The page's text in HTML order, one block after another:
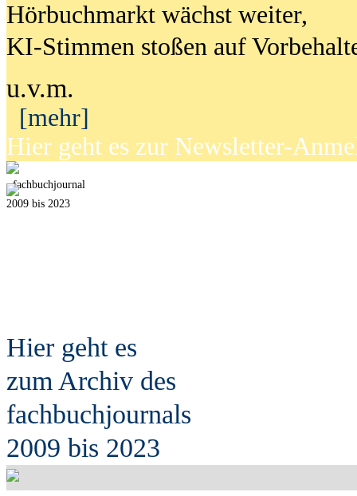
Hörbuchmarkt wächst weiter,
KI-Stimmen stoßen auf
u.v.m.
[mehr]
Hier geht es zur Newsletter-
fachbuchjournal
2009 bis 2023
Hier geht es
zum Archiv des
fachbuchjournals
2009 bis 2023